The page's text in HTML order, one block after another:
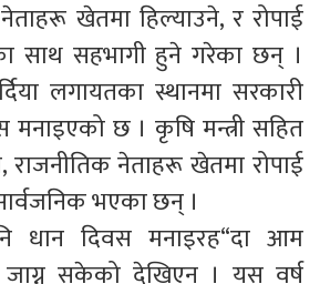
नेताहरू खेतमा हिल्याउने, र रोपाई
साथ सहभागी हुने गरेका छन् ।
लगायतका स्थानमा सरकारी
मनाइएको छ । कृषि मन्त्री सहित
राजनीतिक नेताहरू खेतमा रोपाई
भएका छन् ।
धान दिवस मनाइरह“दा आम
जाग्न सकेको देखिएन । यस वर्ष